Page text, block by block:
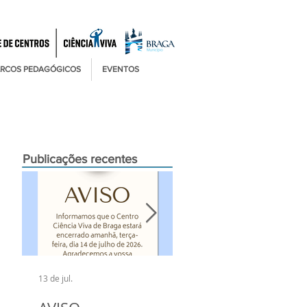
PEDAGÓGICOS EVENTOS
Publicações recentes
13 de jul.